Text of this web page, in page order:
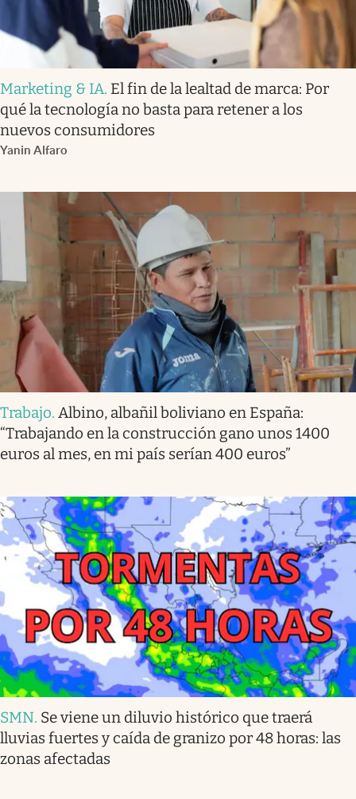
Marketing & IA. El fin de la lealtad de marca: Por
qué la tecnología no basta para retener a los
nuevos consumidores
Yanin Alfaro
Trabajo. Albino, albañil boliviano en España:
“Trabajando en la construcción gano unos 1400
euros al mes, en mi país serían 400 euros”
SMN. Se viene un diluvio histórico que traerá
lluvias fuertes y caída de granizo por 48 horas: las
zonas afectadas